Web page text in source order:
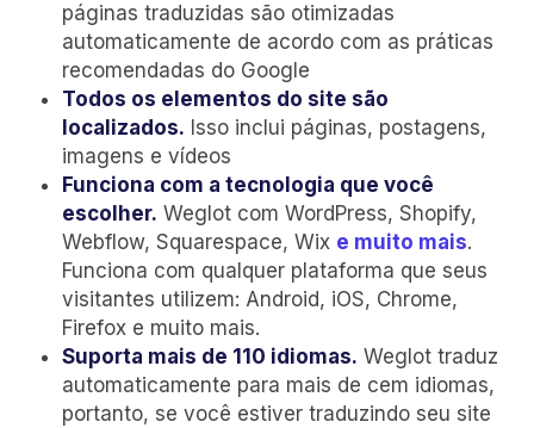
páginas traduzidas são otimizadas
automaticamente de acordo com as práticas
recomendadas do Google
Todos os elementos do site são
localizados. Isso inclui páginas, postagens,
imagens e vídeos
Funciona com a tecnologia que você
escolher. Weglot com WordPress, Shopify,
Webflow, Squarespace, Wix e muito mais.
Funciona com qualquer plataforma que seus
visitantes utilizem: Android, iOS, Chrome,
Firefox e muito mais.
Suporta mais de 110 idiomas. Weglot traduz
automaticamente para mais de cem idiomas,
portanto, se você estiver traduzindo seu site